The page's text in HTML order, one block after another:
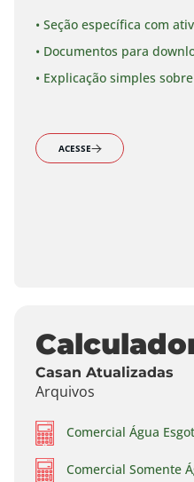
• Seção específica com
• Documentos para
• Explicação simples
ACESSE
Casan Atualizadas
Arquivos
Comercial Água
Comercial Somente